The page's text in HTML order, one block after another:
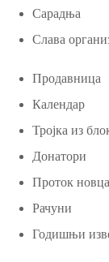
Сарадња
Слава
Продавница
Календар
Тројка из
Донатори
Проток новца
Рачуни
Годишњи